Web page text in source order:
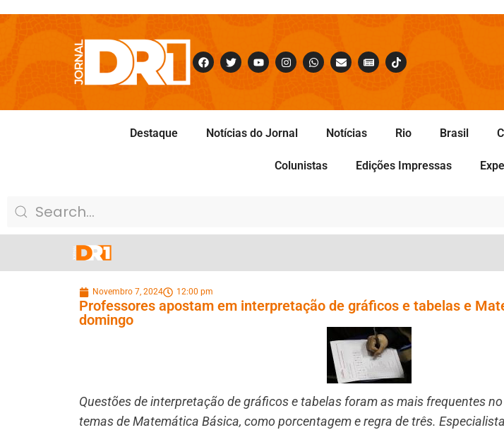
Destaque Notícias do Jornal Notícias Rio Brasil
Colunistas Edições Impressas
Novembro 7, 2024 12:00 pm
Professores apostam em interpretação de gráficos e tabelas e
domingo
Questões de interpretação de gráficos e tabelas foram as mais frequentes
temas de Matemática Básica, como porcentagem e regra de três.